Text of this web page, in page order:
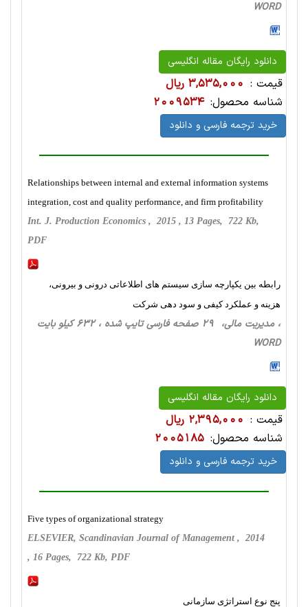
WORD
دانلود رایگان مقاله انگلیسی
قیمت : 3,535,000 ریال
شناسه محصول: 2009534
خرید ترجمه فارسی و دانلود
Relationships between internal and external information systems
integration, cost and quality performance, and firm profitability
Int. J. Production Economics , 2015 , 13 Pages, 722 Kb,
PDF
رابطه بین یکپارچه سازی سیستم های اطلاعاتی درونی و بیرونی،
هزینه و عملکرد کیفی و سود دهی شرکت
، مدیریت مالی، 29 صفحه فارسی تایپ شده ، 632 کیلو بایت
WORD
دانلود رایگان مقاله انگلیسی
قیمت : 2,395,000 ریال
شناسه محصول: 2005185
خرید ترجمه فارسی و دانلود
Five types of organizational strategy
ELSEVIER, Scandinavian Journal of Management , 2014
, 16 Pages, 722 Kb, PDF
پنج نوع استراتژی سازمانی